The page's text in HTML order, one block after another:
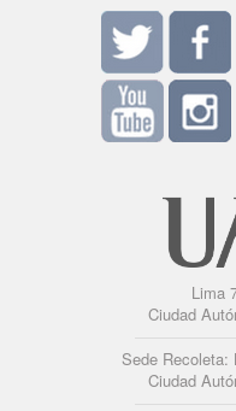
Lima
Ciudad
Sede Recoleta:
Ciudad